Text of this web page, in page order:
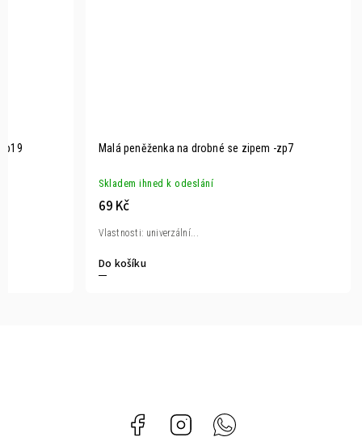
Malá peněženka na drobné se zipem -zp7
Skladem ihned k odeslání
69 Kč
Do košíku
Vlastnosti: univerzální...
Facebook Instagram